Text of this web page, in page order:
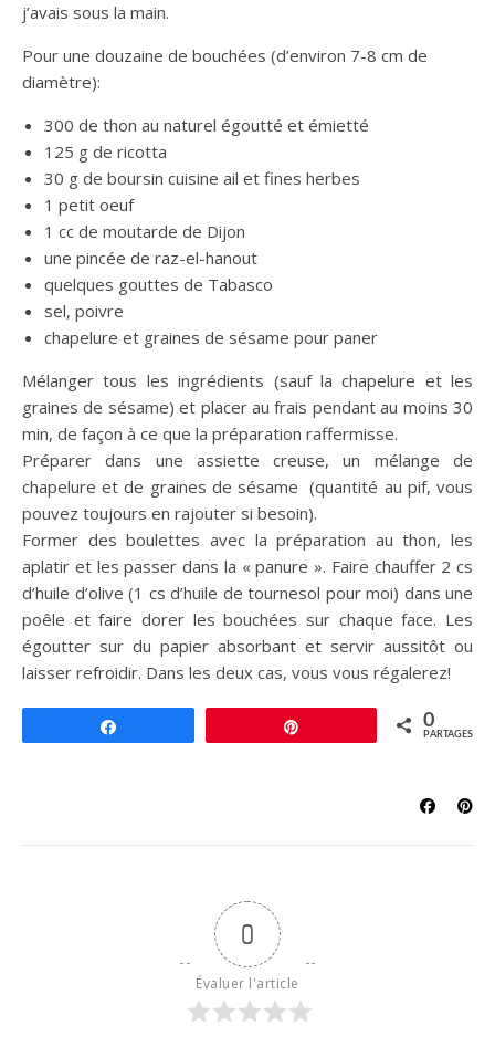
j’avais sous la main.
Pour une douzaine de bouchées (d’environ 7-8 cm de
diamètre):
300 de thon au naturel égoutté et émietté
125 g de ricotta
30 g de boursin cuisine ail et fines herbes
1 petit oeuf
1 cc de moutarde de Dijon
une pincée de raz-el-hanout
quelques gouttes de Tabasco
sel, poivre
chapelure et graines de sésame pour paner
Mélanger tous les ingrédients (sauf la chapelure et les
graines de sésame) et placer au frais pendant au moins 30
min, de façon à ce que la préparation raffermisse.
Préparer dans une assiette creuse, un mélange de
chapelure et de graines de sésame (quantité au pif, vous
pouvez toujours en rajouter si besoin).
Former des boulettes avec la préparation au thon, les
aplatir et les passer dans la « panure ». Faire chauffer 2 cs
d’huile d’olive (1 cs d’huile de tournesol pour moi) dans une
poêle et faire dorer les bouchées sur chaque face. Les
égoutter sur du papier absorbant et servir aussitôt ou
laisser refroidir. Dans les deux cas, vous vous régalerez!
0
PARTAGES
0
Évaluer l'article